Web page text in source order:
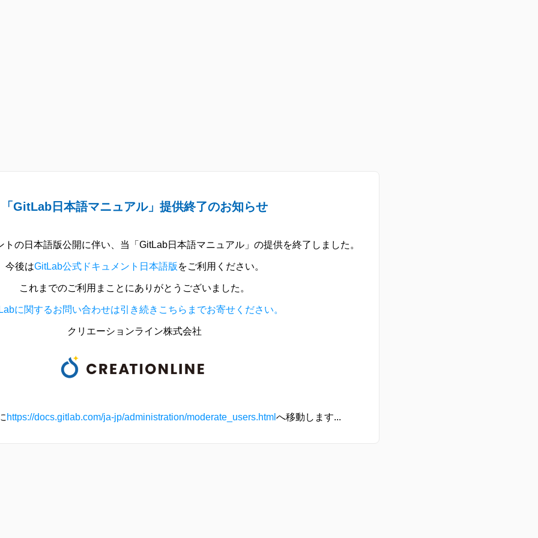
「GitLab日本語マニュアル」提供終了のお知らせ
の日本語版公開に伴い、当「GitLab日本語マニュアル」の提供を終了しました。
今後はGitLab公式ドキュメント日本語版 をご利用ください。
これまでのご利用まことにありがとうございました。
に関するお問い合わせは引き続きこちらまでお寄せください。
クリエーションライン株式会社
https://docs.gitlab.com/ja-jp/administration/moderate_users.html へ移動します...